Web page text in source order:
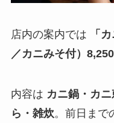
店内の案内では
「
／カニみそ付）8,250
内容は カニ鍋・カ
ら・雑炊。前日まで